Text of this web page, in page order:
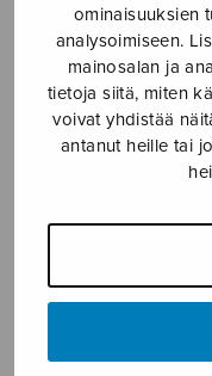
ominaisuuksien
analysoimiseen.
mainosalan ja
tietoja siitä, miten
voivat yhdistää
antanut heille tai
SOITINMUSIIKKI
YKSINLAULU
Sulasol
ma–pe klo 10–16 tai